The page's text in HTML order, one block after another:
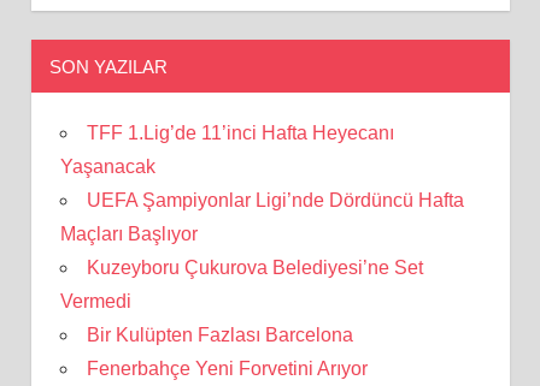
SON YAZILAR
TFF 1.Lig’de 11’inci Hafta Heyecanı
Yaşanacak
UEFA Şampiyonlar Ligi’nde Dördüncü Hafta
Maçları Başlıyor
Kuzeyboru Çukurova Belediyesi’ne Set
Vermedi
Bir Kulüpten Fazlası Barcelona
Fenerbahçe Yeni Forvetini Arıyor